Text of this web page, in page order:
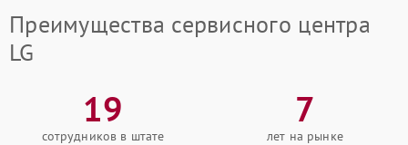
Преимущества сервисного центра
LG
19
сотрудников в штате
7
лет на рынке